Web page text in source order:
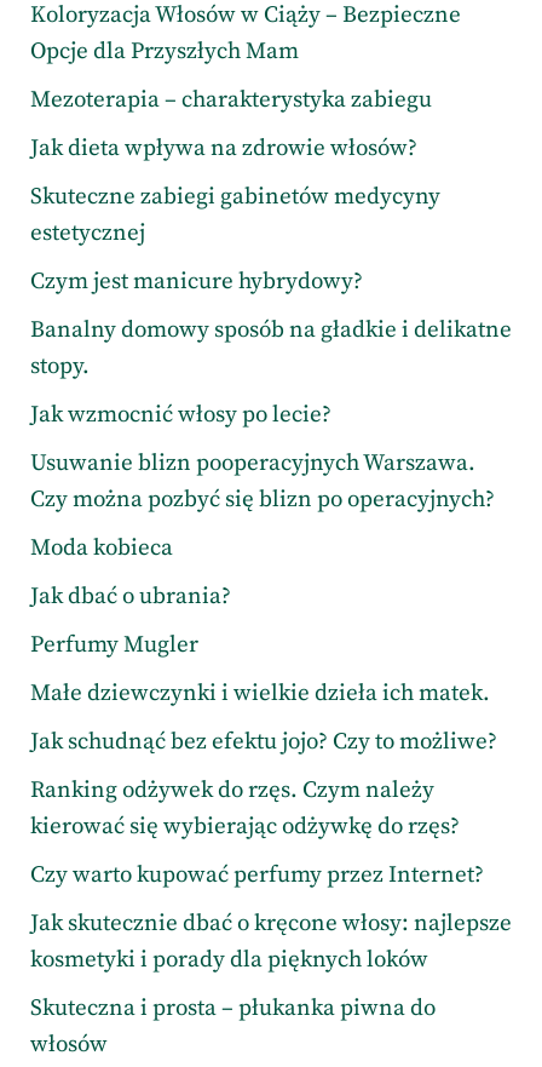
Koloryzacja Włosów w Ciąży – Bezpieczne
Opcje dla Przyszłych Mam
Mezoterapia – charakterystyka zabiegu
Jak dieta wpływa na zdrowie włosów?
Skuteczne zabiegi gabinetów medycyny
estetycznej
Czym jest manicure hybrydowy?
Banalny domowy sposób na gładkie i delikatne
stopy.
Jak wzmocnić włosy po lecie?
Usuwanie blizn pooperacyjnych Warszawa.
Czy można pozbyć się blizn po operacyjnych?
Moda kobieca
Jak dbać o ubrania?
Perfumy Mugler
Małe dziewczynki i wielkie dzieła ich matek.
Jak schudnąć bez efektu jojo? Czy to możliwe?
Ranking odżywek do rzęs. Czym należy
kierować się wybierając odżywkę do rzęs?
Czy warto kupować perfumy przez Internet?
Jak skutecznie dbać o kręcone włosy: najlepsze
kosmetyki i porady dla pięknych loków
Skuteczna i prosta – płukanka piwna do
włosów